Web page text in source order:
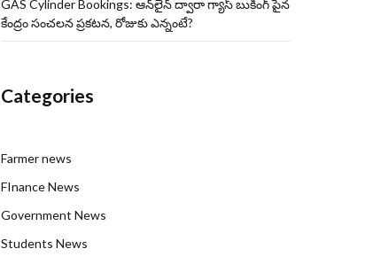
GAS Cylinder Bookings: ఆన్‌లైన్‌ ద్వారా గ్యాస్ బుకింగ్ పైన
కేంద్రం సంచలన ప్రకటన, రోజుకు ఎన్నంటే?
Categories
Farmer news
FInance News
Government News
Students News